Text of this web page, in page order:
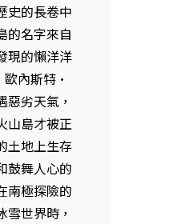
史的長卷中
的名字來自
現的懶洋洋
歐內斯特·
劣天氣，
山島才被正
土地上生存
鼓舞人心的
南極探險的
世界時，